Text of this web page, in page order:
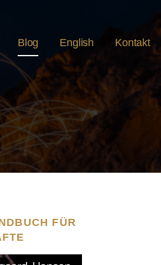
Blog English Kontakt
FÜR